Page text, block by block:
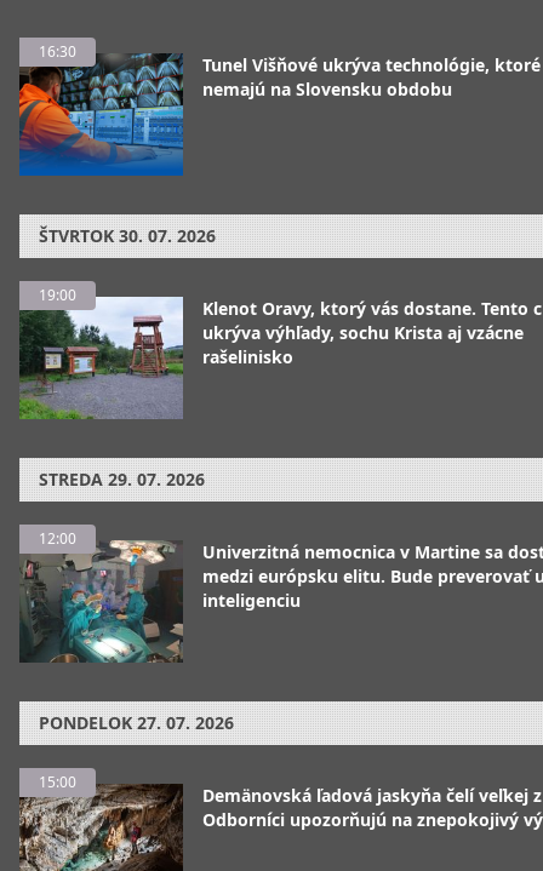
16:30
Tunel Višňové ukrýva technológie, ktoré
nemajú na Slovensku obdobu
ŠTVRTOK 30. 07. 2026
19:00
Klenot Oravy, ktorý vás dostane. Tento
ukrýva výhľady, sochu Krista aj vzácne
rašelinisko
STREDA 29. 07. 2026
12:00
Univerzitná nemocnica v Martine sa
medzi európsku elitu. Bude preverovať
inteligenciu
PONDELOK 27. 07. 2026
15:00
Demänovská ľadová jaskyňa čelí veľkej
Odborníci upozorňujú na znepokojivý